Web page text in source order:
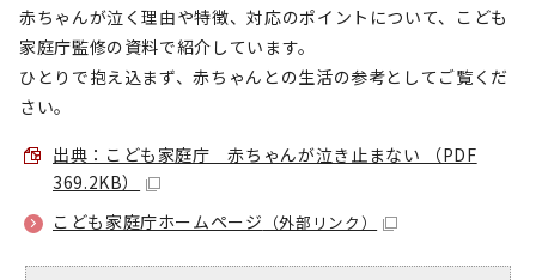
赤ちゃんが泣く理由や特徴、対応のポイントについて、こども
家庭庁監修の資料で紹介しています。
ひとりで抱え込まず、赤ちゃんとの生活の参考としてご覧くだ
さい。
出典：こども家庭庁 赤ちゃんが泣き止まない （PDF
369.2KB）
こども家庭庁ホームページ （外部リンク）